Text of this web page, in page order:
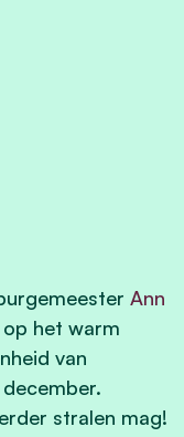
Ann
het warm
van
stralen mag!